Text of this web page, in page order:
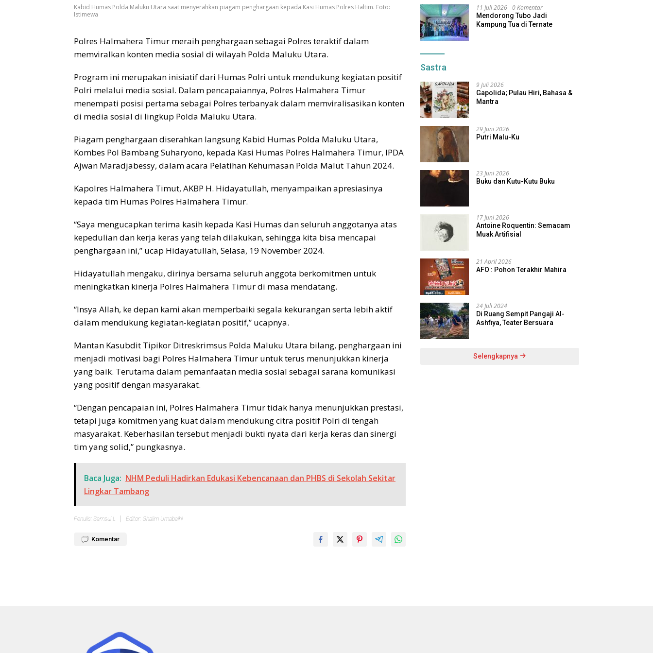
Kabid Humas Polda Maluku Utara saat menyerahkan piagam penghargaan kepada Kasi Humas Polres Haltim. Foto:
Istimewa
Polres Halmahera Timur meraih penghargaan sebagai Polres teraktif dalam
memviralkan konten media sosial di wilayah Polda Maluku Utara.
Program ini merupakan inisiatif dari Humas Polri untuk mendukung kegiatan positif
Polri melalui media sosial. Dalam pencapaiannya, Polres Halmahera Timur
menempati posisi pertama sebagai Polres terbanyak dalam memviralisasikan konten
di media sosial di lingkup Polda Maluku Utara.
Piagam penghargaan diserahkan langsung Kabid Humas Polda Maluku Utara,
Kombes Pol Bambang Suharyono, kepada Kasi Humas Polres Halmahera Timur, IPDA
Ajwan Maradjabessy, dalam acara Pelatihan Kehumasan Polda Malut Tahun 2024.
Kapolres Halmahera Timut, AKBP H. Hidayatullah, menyampaikan apresiasinya
kepada tim Humas Polres Halmahera Timur.
“Saya mengucapkan terima kasih kepada Kasi Humas dan seluruh anggotanya atas
kepedulian dan kerja keras yang telah dilakukan, sehingga kita bisa mencapai
penghargaan ini,” ucap Hidayatullah, Selasa, 19 November 2024.
Hidayatullah mengaku, dirinya bersama seluruh anggota berkomitmen untuk
meningkatkan kinerja Polres Halmahera Timur di masa mendatang.
“Insya Allah, ke depan kami akan memperbaiki segala kekurangan serta lebih aktif
dalam mendukung kegiatan-kegiatan positif,” ucapnya.
Mantan Kasubdit Tipikor Ditreskrimsus Polda Maluku Utara bilang, penghargaan ini
menjadi motivasi bagi Polres Halmahera Timur untuk terus menunjukkan kinerja
yang baik. Terutama dalam pemanfaatan media sosial sebagai sarana komunikasi
yang positif dengan masyarakat.
“Dengan pencapaian ini, Polres Halmahera Timur tidak hanya menunjukkan prestasi,
tetapi juga komitmen yang kuat dalam mendukung citra positif Polri di tengah
masyarakat. Keberhasilan tersebut menjadi bukti nyata dari kerja keras dan sinergi
tim yang solid,” pungkasnya.
Baca Juga: NHM Peduli Hadirkan Edukasi Kebencanaan dan PHBS di Sekolah Sekitar
Lingkar Tambang
Penulis: Samsul L Editor: Ghalim Umabaihi
Komentar
11 Juli 2026 0 Komentar
Mendorong Tubo Jadi
Kampung Tua di Ternate
Sastra
9 Juli 2026
Gapolida; Pulau Hiri, Bahasa &
Mantra
29 Juni 2026
Putri Malu-Ku
23 Juni 2026
Buku dan Kutu-Kutu Buku
17 Juni 2026
Antoine Roquentin: Semacam
Muak Artifisial
21 April 2026
AFO : Pohon Terakhir Mahira
24 Juli 2024
Di Ruang Sempit Pangaji Al-
Ashfiya, Teater Bersuara
Selengkapnya